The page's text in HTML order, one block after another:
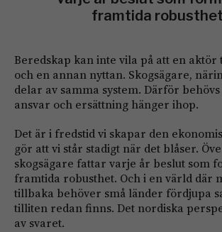
framtida
Beredskap kan inte vila på att en aktör
och en annan nyttan. Skogsägare,
delar av samma system. Därför
ansvar och ersättning hänger ihop.
Det är i fredstid vi skapar den
gör att vi står stadigt när det blåser.
skogsägare fattar varje år beslut som
framtida robusthet. Och i en värld där
tillbaka behöver små länder fördjupa
tilliten redan finns. Det nordiska
av svaret.